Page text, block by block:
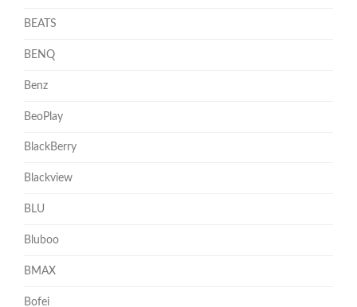
BEATS
BENQ
Benz
BeoPlay
BlackBerry
Blackview
BLU
Bluboo
BMAX
Bofei